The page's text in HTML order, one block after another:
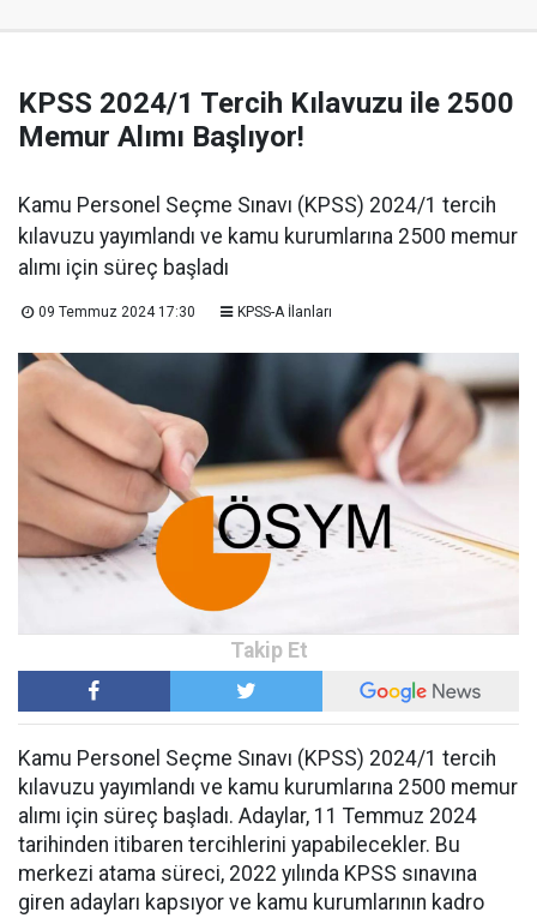
KPSS 2024/1 Tercih Kılavuzu ile 2500
Memur Alımı Başlıyor!
Kamu Personel Seçme Sınavı (KPSS) 2024/1 tercih
kılavuzu yayımlandı ve kamu kurumlarına 2500 memur
alımı için süreç başladı
09 Temmuz 2024 17:30 KPSS-A İlanları
Kamu Personel Seçme Sınavı (KPSS) 2024/1 tercih
kılavuzu yayımlandı ve kamu kurumlarına 2500 memur
alımı için süreç başladı. Adaylar, 11 Temmuz 2024
tarihinden itibaren tercihlerini yapabilecekler. Bu
merkezi atama süreci, 2022 yılında KPSS sınavına
giren adayları kapsıyor ve kamu kurumlarının kadro